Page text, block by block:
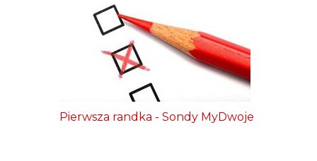
Pierwsza randka - Sondy MyDwoje